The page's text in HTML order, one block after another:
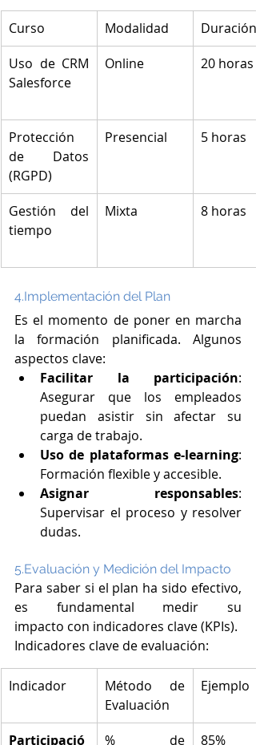
Curso Modalidad
Duración
Uso de CRM
Salesforce
Online 20 horas
Protección
de Datos
(RGPD)
Presencial 5 horas
Gestión del
tiempo
Mixta 8 horas
4.Implementación del Plan
Es el momento de poner en marcha
la formación planificada. Algunos
aspectos clave:
Facilitar la participación:
Asegurar que los empleados
puedan asistir sin afectar su
carga de trabajo.
Uso de plataformas e-learning:
Formación flexible y accesible.
Asignar responsables:
Supervisar el proceso y resolver
dudas.
5.Evaluación y Medición del Impacto
Para saber si el plan ha sido efectivo,
es fundamental medir su
impacto con indicadores clave (KPIs).
Indicadores clave de evaluación:
Indicador
Método de
Evaluación
Ejemplo
Participació % de 85%